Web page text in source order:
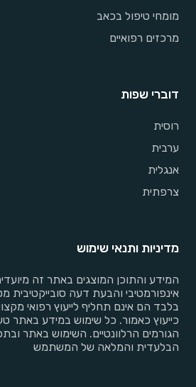
מומחי טיפול בכאב
מרכזים רפואיים
דוברי שפות
רוסית
ערבית
אנגלית
צרפתית
מדיניות ותנאי שימוש
המידע והתוכן המוצגים באתר זה
אינפורמטיבי והבעת דעה סובייקטיבית
בלבד הם אינם תחליף לייעוץ רפואי
כייעוץ כאמור. כל שימוש במידע באתר
הגורמים הרלוונטיים. השימוש באתר
הבלעדית והמלאה של המשתמש